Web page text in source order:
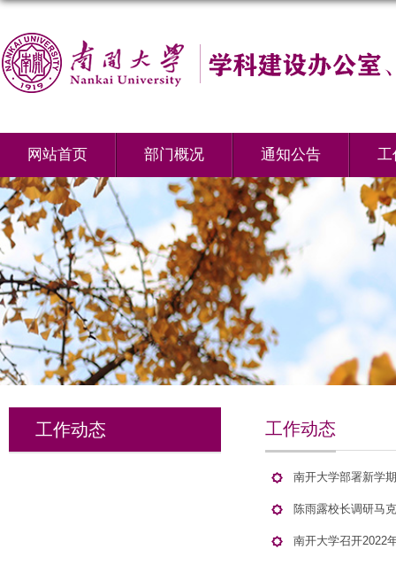
网站首页 部门概况 通知公告 工
工作动态 工作动态
南开大学部署新学
陈雨露校长调研马
南开大学召开2022